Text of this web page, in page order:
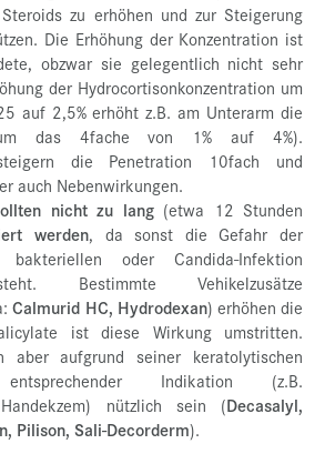
zu erhöhen und zur Steigerung
Die Erhöhung der Konzentration ist
obzwar sie gelegentlich nicht sehr
der Hydrocortisonkonzentration um
auf 2,5% erhöht z.B. am Unterarm die
das 4fache von 1% auf 4%).
die Penetration 10fach und
auch Nebenwirkungen.
nicht zu lang(etwa 12 Stunden
werden, da sonst die Gefahr der
oder Candida-Infektion
Bestimmte Vehikelzusätze
Calmurid HC, Hydrodexan) erhöhen die
ist diese Wirkung umstritten.
aber aufgrund seiner keratolytischen
Indikation (z.B.
Handekzem) nützlich sein (Decasalyl,
Pilison, Sali-Decorderm).